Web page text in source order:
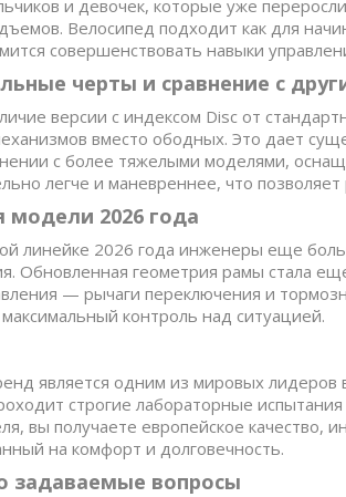
и девочек, которые уже
Велосипед подходит как для
совершенствовать навыки
черты и сравнение с
версии с индексом Disc от
вместо ободных. Это дает
с более тяжелыми моделями,
легче и маневреннее, что
2026 года
линейке 2026 года инженеры еще
Обновленная геометрия рамы стала
— рычаги переключения и
контроль над ситуацией.
является одним из мировых лидеров
строгие лабораторные
вы получаете европейское
на комфорт и долговечность.
задаваемые вопросы